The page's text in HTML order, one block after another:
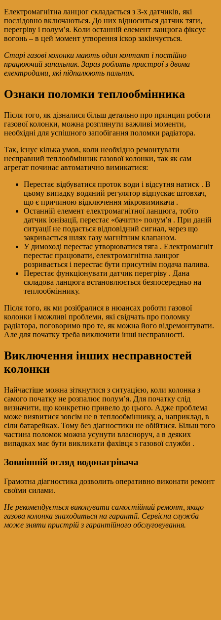
Електромагнітна ланцюг складається з 3-х датчиків, які
послідовно включаються. До них відноситься датчик тяги,
перегріву і полум’я. Коли останній елемент ланцюга фіксує
вогонь – в цей момент утворення іскор закінчується.
Старі газові колонки мають один контакт і постійно
працюючий запальник. Зараз роблять пристрої з двома
електродами, які підпалюють пальник.
Ознаки поломки теплообмінника
Після того, як дізналися більш детально про принцип роботи
газової колонки, можна розглянути важливі моменти,
необхідні для успішного запобігання поломки радіатора.
Так, існує кілька умов, коли необхідно ремонтувати
несправний теплообмінник газової колонки, так як сам
агрегат починає автоматично вимикатися:
Перестає відбуватися проток води і відсутня натиск . В
цьому випадку водяний регулятор відпускає штовхач,
що є причиною відключення мікровимикача .
Останній елемент електромагнітної ланцюга, тобто
датчик іонізації, перестає «бачити» полум’я . При даній
ситуації не подається відповідний сигнал, через що
закривається шлях газу магнітним клапаном.
У димоході перестає утворюватися тяга . Електромагніт
перестає працювати, електромагнітна ланцюг
розривається і перестає бути присутнім подача палива.
Перестає функціонувати датчик перегріву . Дана
складова ланцюга встановлюється безпосередньо на
теплообміннику.
Після того, як ми розібралися в нюансах роботи газової
колонки і можливі проблеми, які свідчать про поломку
радіатора, поговоримо про те, як можна його відремонтувати.
Але для початку треба виключити інші несправності.
Виключення інших несправностей
колонки
Найчастіше можна зіткнутися з ситуацією, коли колонка з
самого початку не розпалює полум’я. Для початку слід
визначити, що конкретно привело до цього. Адже проблема
може виявитися зовсім не в теплообміннику, а, наприклад, в
сіли батарейках. Тому без діагностики не обійтися. Більш того
частина поломок можна усунути власноруч, а в деяких
випадках має бути викликати фахівця з газової служби .
Зовнішній огляд водонагрівача
Грамотна діагностика дозволить оперативно виконати ремонт
своїми силами.
Не рекомендується виконувати самостійний ремонт, якщо
газова колонка знаходиться на гарантії. Сервісна служба
може зняти пристрій з гарантійного обслуговування.